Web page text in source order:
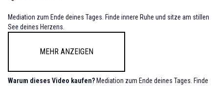
Mediation zum Ende deines Tages. Finde innere Ruhe und sitze am stillen
See deines Herzens.
Mehr anzeigen
Warum dieses Video kaufen? Mediation zum Ende deines Tages. Finde